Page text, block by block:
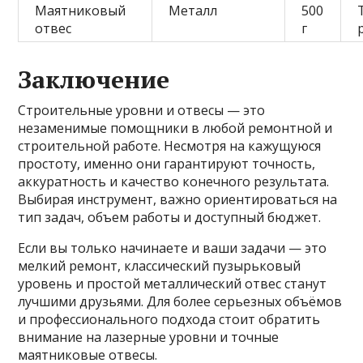
Маятниковый
отвес
Металл
500
г
Заключение
Строительные уровни и отвесы — это
незаменимые помощники в любой ремонтной и
строительной работе. Несмотря на кажущуюся
простоту, именно они гарантируют точность,
аккуратность и качество конечного результата.
Выбирая инструмент, важно ориентироваться на
тип задач, объем работы и доступный бюджет.
Если вы только начинаете и ваши задачи — это
мелкий ремонт, классический пузырьковый
уровень и простой металлический отвес станут
лучшими друзьями. Для более серьезных объёмов
и профессионального подхода стоит обратить
внимание на лазерные уровни и точные
маятниковые отвесы.